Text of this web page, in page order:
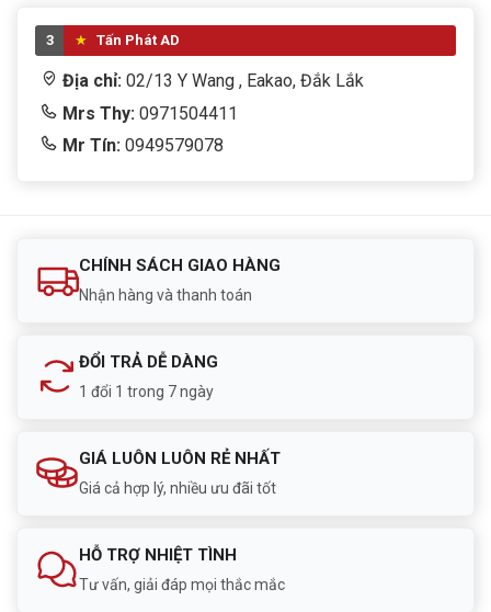
3 Tấn Phát AD
Địa chỉ: 02/13 Y Wang , Eakao, Đắk Lắk
Mrs Thy: 0971504411
Mr Tín: 0949579078
CHÍNH SÁCH GIAO HÀNG
Nhận hàng và thanh toán
ĐỔI TRẢ DỄ DÀNG
1 đổi 1 trong 7 ngày
GIÁ LUÔN LUÔN RẺ NHẤT
Giá cả hợp lý, nhiều ưu đãi tốt
HỖ TRỢ NHIỆT TÌNH
Tư vấn, giải đáp mọi thắc mắc